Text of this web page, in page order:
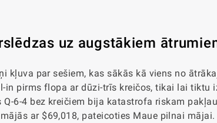
uz augstākiem
kļuva par sešiem, kas sākās kā viens no
in pirms flopa ar dūzi-trīs kreičos, tikai lai tiktu
Q-6-4 bez kreičiem bija katastrofa riskam
ar $69,018, pateicoties Maue pilnai mājai.